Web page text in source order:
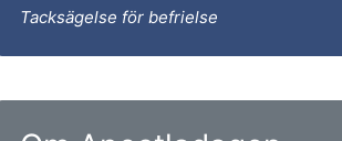
Tacksägelse för befrielse